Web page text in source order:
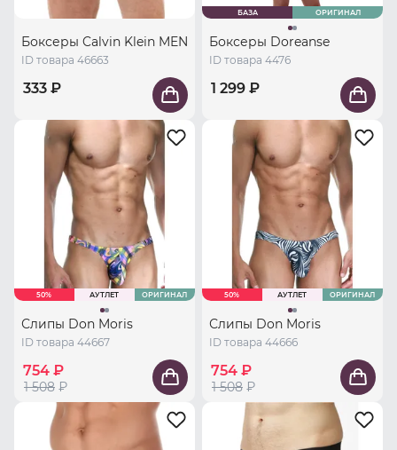
Боксеры Calvin Klein MEN
ID товара 46663
333 ₽
БАЗА ОРИГИНАЛ
Боксеры Doreanse
ID товара 4476
1 299 ₽
50% АУТЛЕТ ОРИГИНАЛ
Слипы Don Moris
ID товара 44667
754 ₽
1 508 ₽
50% АУТЛЕТ ОРИГИНАЛ
Слипы Don Moris
ID товара 44666
754 ₽
1 508 ₽